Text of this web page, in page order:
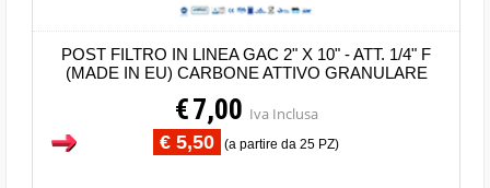
POST FILTRO IN LINEA GAC 2" X 10" - ATT. 1/4" F
(MADE IN EU) CARBONE ATTIVO GRANULARE
€7,00 Iva Inclusa
€ 5,50 (a partire da 25 PZ)